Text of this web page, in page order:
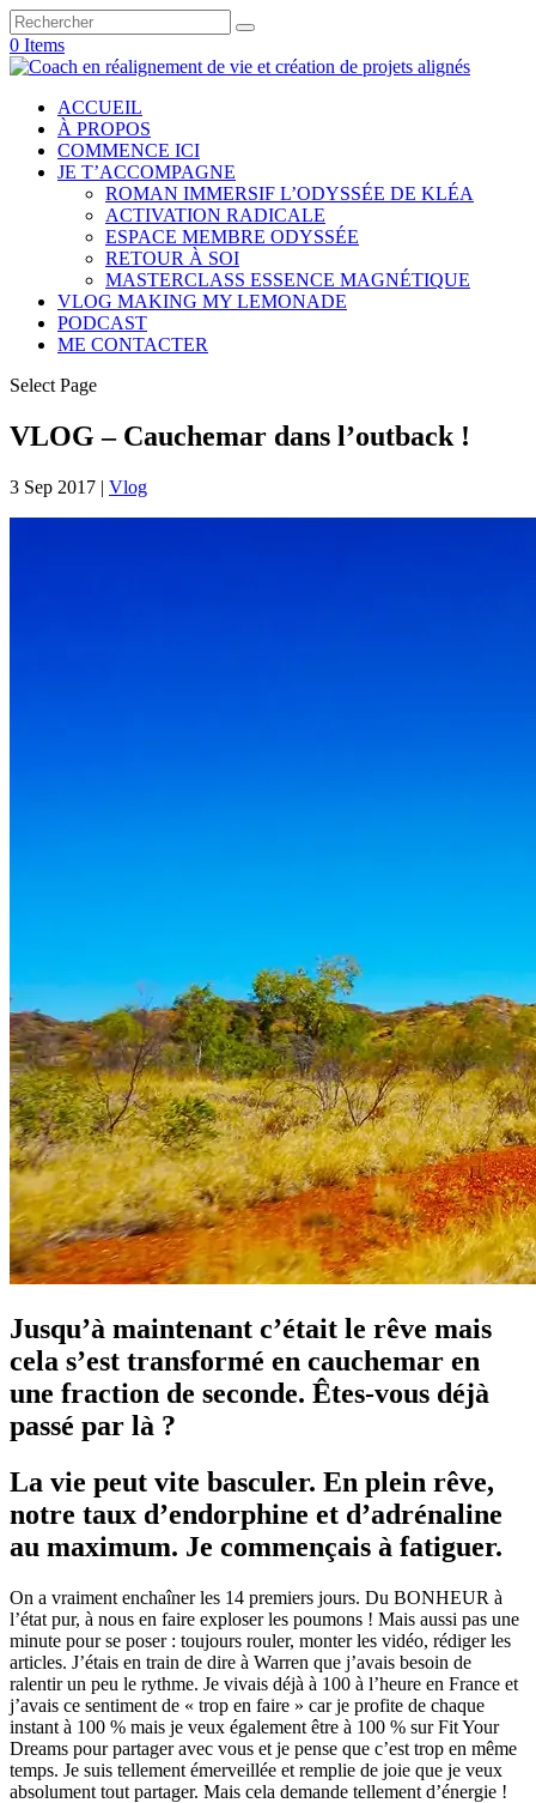
0 Items
ACCUEIL
À PROPOS
COMMENCE ICI
JE T’ACCOMPAGNE
ROMAN IMMERSIF L’ODYSSÉE DE KLÉA
ACTIVATION RADICALE
ESPACE MEMBRE ODYSSÉE
RETOUR À SOI
MASTERCLASS ESSENCE MAGNÉTIQUE
VLOG MAKING MY LEMONADE
PODCAST
ME CONTACTER
Select Page
VLOG – Cauchemar dans l’outback !
3 Sep 2017 | Vlog
Jusqu’à maintenant c’était le rêve mais
cela s’est transformé en cauchemar en
une fraction de seconde. Êtes-vous déjà
passé par là ?
La vie peut vite basculer. En plein rêve,
notre taux d’endorphine et d’adrénaline
au maximum. Je commençais à fatiguer.
On a vraiment enchaîner les 14 premiers jours. Du BONHEUR à
l’état pur, à nous en faire exploser les poumons ! Mais aussi pas une
minute pour se poser : toujours rouler, monter les vidéo, rédiger les
articles. J’étais en train de dire à Warren que j’avais besoin de
ralentir un peu le rythme. Je vivais déjà à 100 à l’heure en France et
j’avais ce sentiment de « trop en faire » car je profite de chaque
instant à 100 % mais je veux également être à 100 % sur Fit Your
Dreams pour partager avec vous et je pense que c’est trop en même
temps. Je suis tellement émerveillée et remplie de joie que je veux
absolument tout partager. Mais cela demande tellement d’énergie !